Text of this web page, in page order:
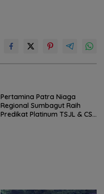
Pertamina Patra Niaga
Regional Sumbagut Raih
Predikat Platinum TSJL & CSR